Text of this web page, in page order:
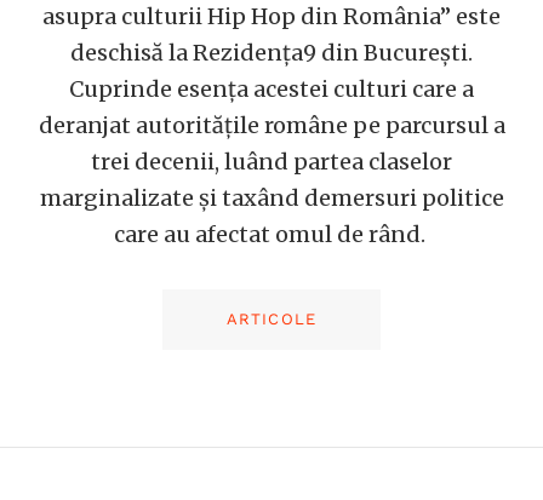
asupra culturii Hip Hop din România” este
deschisă la Rezidența9 din București.
Cuprinde esența acestei culturi care a
deranjat autorităţile române pe parcursul a
trei decenii, luând partea claselor
marginalizate și taxând demersuri politice
care au afectat omul de rând.
ARTICOLE